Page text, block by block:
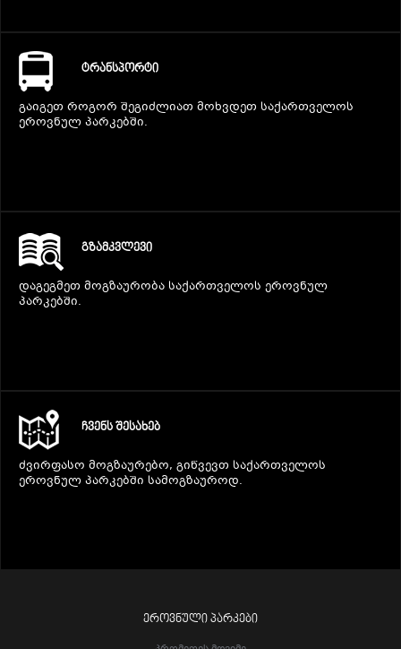
ᲢᲠᲐᲜᲡᲞᲝᲠᲢᲘ
გაიგეთ როგორ შეგიძლიათ მოხვდეთ საქართველოს
ეროვნულ პარკებში.
ᲒᲖᲐᲛᲙᲕᲚᲔᲕᲘ
დაგეგმეთ მოგზაურობა საქართველოს ეროვნულ
პარკებში.
ᲩᲕᲔᲜᲡ ᲨᲔᲡᲐᲮᲔᲑ
ძვირფასო მოგზაურებო, გიწვევთ საქართველოს
ეროვნულ პარკებში სამოგზაუროდ.
ᲔᲠᲝᲕᲜᲣᲚᲘ ᲞᲐᲠᲙᲔᲑᲘ